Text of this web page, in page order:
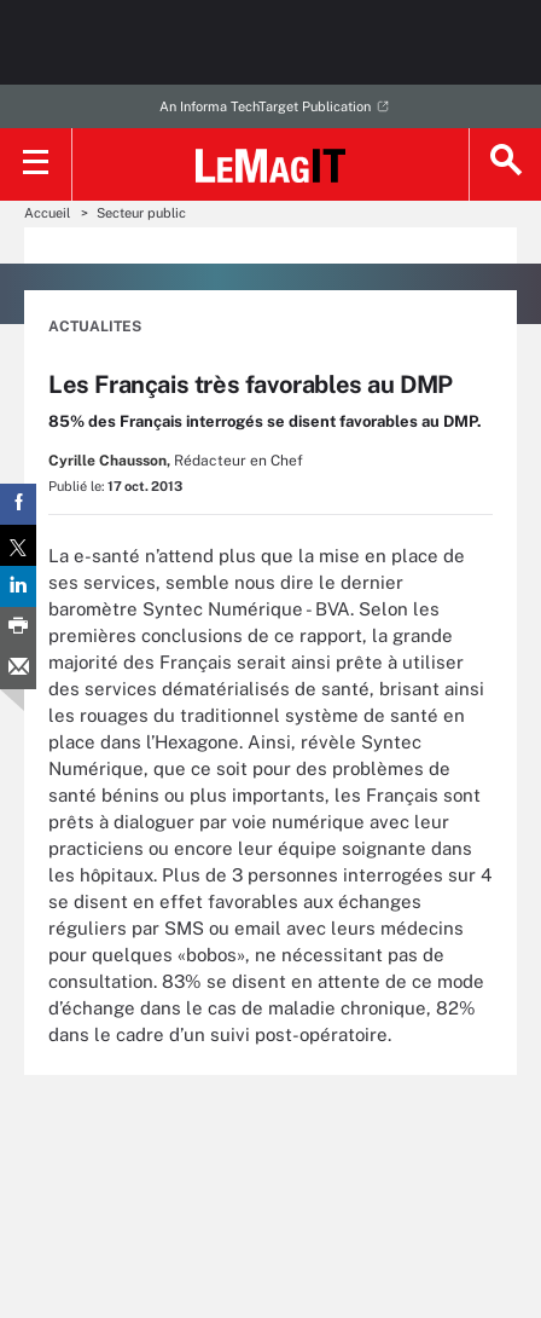
An Informa TechTarget Publication
Accueil Secteur public
ACTUALITES
Les Français très favorables au DMP
85% des Français interrogés se disent favorables au DMP.
Cyrille Chausson, Rédacteur en Chef
Publié le: 17 oct. 2013
La e-santé n’attend plus que la mise en place de
ses services, semble nous dire le dernier
baromètre Syntec Numérique - BVA. Selon les
premières conclusions de ce rapport, la grande
majorité des Français serait ainsi prête à utiliser
des services dématérialisés de santé, brisant ainsi
les rouages du traditionnel système de santé en
place dans l’Hexagone. Ainsi, révèle Syntec
Numérique, que ce soit pour des problèmes de
santé bénins ou plus importants, les Français sont
prêts à dialoguer par voie numérique avec leur
practiciens ou encore leur équipe soignante dans
les hôpitaux. Plus de 3 personnes interrogées sur 4
se disent en effet favorables aux échanges
réguliers par SMS ou email avec leurs médecins
pour quelques «bobos», ne nécessitant pas de
consultation. 83% se disent en attente de ce mode
d’échange dans le cas de maladie chronique, 82%
dans le cadre d’un suivi post-opératoire.